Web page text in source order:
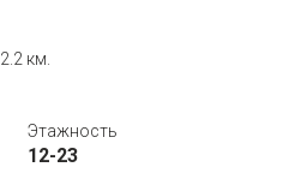
2.2 км.
Этажность
12-23